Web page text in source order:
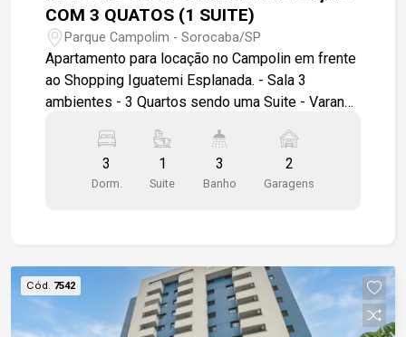
COM 3 QUATOS (1 SUITE)
Parque Campolim - Sorocaba/SP
Apartamento para locação no Campolin em frente
ao Shopping Iguatemi Esplanada. - Sala 3
ambientes - 3 Quartos sendo uma Suite - Varanda
Vagas de garagem cobertas - Salão de festas no
condomínio - Portaria 24 horas
3
Dorm.
1
Suite
3
Banho
2
Garagens
Cód. 7542